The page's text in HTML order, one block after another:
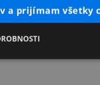
a prijímam všetky